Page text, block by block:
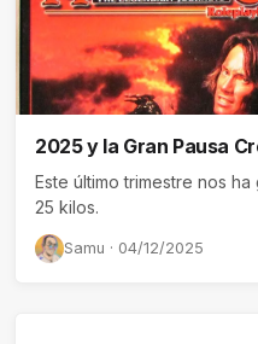
2025 y la Gran Pausa
Este último trimestre nos
25 kilos.
Samu · 04/12/2025